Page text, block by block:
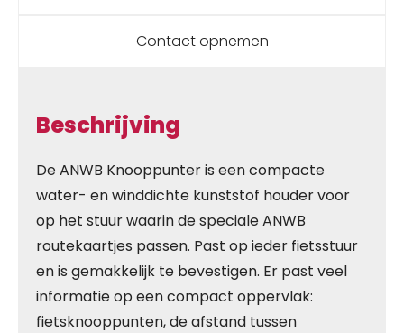
Contact opnemen
Beschrijving
De ANWB Knooppunter is een compacte
water- en winddichte kunststof houder voor
op het stuur waarin de speciale ANWB
routekaartjes passen. Past op ieder fietsstuur
en is gemakkelijk te bevestigen. Er past veel
informatie op een compact oppervlak:
fietsknooppunten, de afstand tussen